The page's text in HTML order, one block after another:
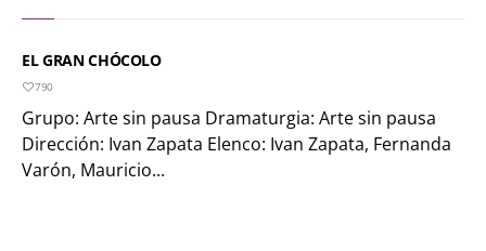
EL GRAN CHÓCOLO
790
Grupo: Arte sin pausa Dramaturgia: Arte sin pausa
Dirección: Ivan Zapata Elenco: Ivan Zapata, Fernanda
Varón, Mauricio...